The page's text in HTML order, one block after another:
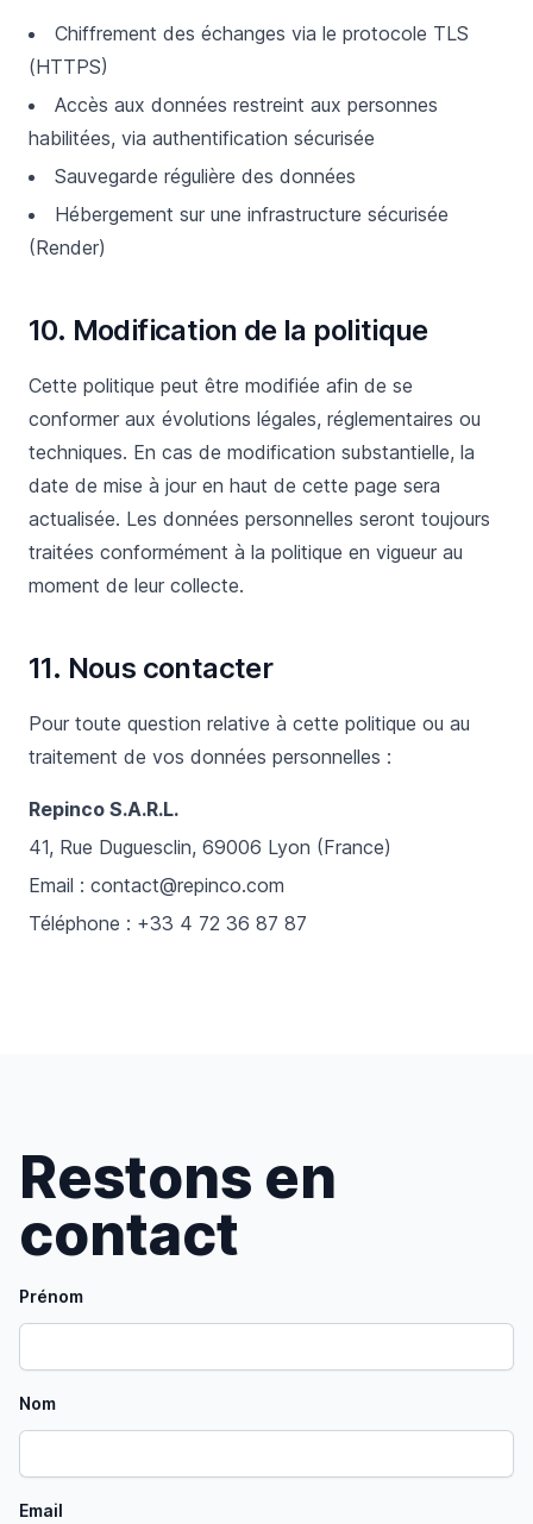
Chiffrement des échanges via le protocole TLS
(HTTPS)
Accès aux données restreint aux personnes
habilitées, via authentification sécurisée
Sauvegarde régulière des données
Hébergement sur une infrastructure sécurisée
(Render)
10. Modification de la politique
Cette politique peut être modifiée afin de se
conformer aux évolutions légales, réglementaires ou
techniques. En cas de modification substantielle, la
date de mise à jour en haut de cette page sera
actualisée. Les données personnelles seront toujours
traitées conformément à la politique en vigueur au
moment de leur collecte.
11. Nous contacter
Pour toute question relative à cette politique ou au
traitement de vos données personnelles :
Repinco S.A.R.L.
41, Rue Duguesclin, 69006 Lyon (France)
Email : contact@repinco.com
Téléphone : +33 4 72 36 87 87
Restons en
contact
Prénom
Nom
Email